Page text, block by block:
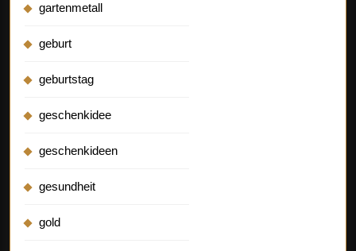
gartenmetall
geburt
geburtstag
geschenkidee
geschenkideen
gesundheit
gold